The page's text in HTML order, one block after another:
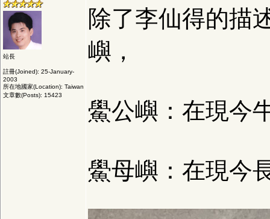
站長
註冊(Joined): 25-January-
2003
所在地國家(Location): Taiwan
文章數(Posts): 15423
除了李仙得的描
嶼，
鱟公嶼：在現今
鱟母嶼：在現今